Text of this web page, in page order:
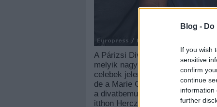
Blog -
If you wish
sensitive
confirm
continue
information
further
A Párizsi Divathétnek vége,
melyik nagy nevű tervező milyen
celebek jelentek meg. Talán az
de a Marie Claire
összeszedte
a divatbemutatók alatt. Persze
itthon Herczeg Zoltán